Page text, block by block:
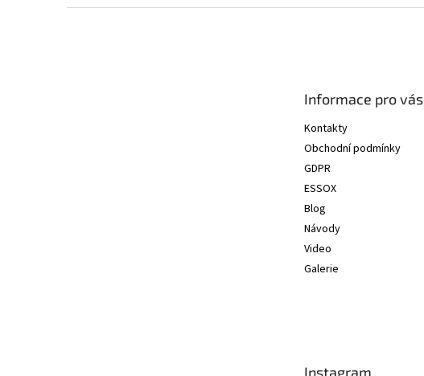
Informace pro vás
Kontakty
Obchodní podmínky
GDPR
ESSOX
Blog
Návody
Video
Galerie
Instagram